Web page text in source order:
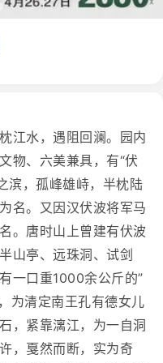
江水，遇阻回澜。园内
物、六美兼具，有“伏
滨，孤峰雄峙，半枕陆
名。又因汉伏波将军马
。唐时山上曾建有伏波
山亭、远珠洞、试剑
一口重1000余公斤的”
为清定南王孔有德女儿
，紧靠漓江，为一自洞
，戛然而断，实为奇